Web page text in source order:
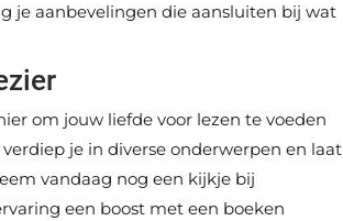
je aanbevelingen die aansluiten bij wat
om jouw liefde voor lezen te voeden
je in diverse onderwerpen en laat
vandaag nog een kijkje bij
een boost met een boeken